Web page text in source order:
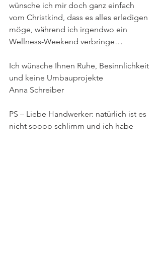
wünsche ich mir doch ganz einfach
vom Christkind, dass es alles erledigen
möge, während ich irgendwo ein
Wellness-Weekend verbringe…
Ich wünsche Ihnen Ruhe, Besinnlichkeit
und keine Umbauprojekte
Anna Schreiber
PS – Liebe Handwerker: natürlich ist es
nicht soooo schlimm und ich habe